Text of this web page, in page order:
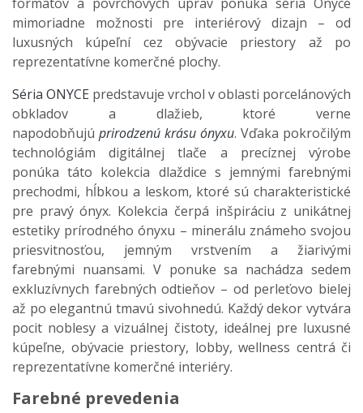
mimoriadne možnosti pre interiérový dizajn – od
luxusných kúpeľní cez obývacie priestory až po
reprezentatívne komerčné plochy.
Séria ONYCE predstavuje vrchol v oblasti porcelánových
obkladov a dlažieb, ktoré verne
napodobňujú prirodzenú krásu ónyxu. Vďaka pokročilým
technológiám digitálnej tlače a precíznej výrobe
ponúka táto kolekcia dlaždice s jemnými farebnými
prechodmi, hĺbkou a leskom, ktoré sú charakteristické
pre pravý ónyx. Kolekcia čerpá inšpiráciu z unikátnej
estetiky prírodného ónyxu – minerálu známeho svojou
priesvitnosťou, jemným vrstvením a žiarivými
farebnými nuansami. V ponuke sa nachádza sedem
exkluzívnych farebných odtieňov – od perleťovo bielej
až po elegantnú tmavú sivohnedú. Každý dekor vytvára
pocit noblesy a vizuálnej čistoty, ideálnej pre luxusné
kúpeľne, obývacie priestory, lobby, wellness centrá či
reprezentatívne komerčné interiéry.
Farebné prevedenia